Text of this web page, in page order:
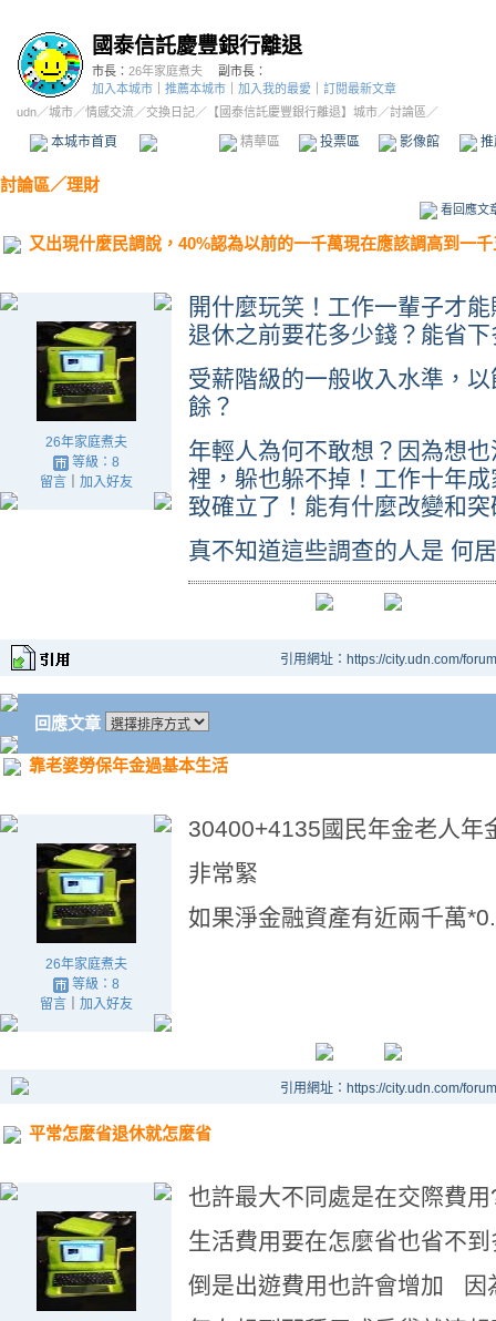
國泰信託慶豐銀行離退
市長： 26年家庭煮夫
副市長：
加入本城市
推薦本城市 加入我的最愛
訂閱最新文章
udn／城市／情感交流／交換日記／ 【國泰信託慶豐銀行離退】城市／討論區／
本城市首頁 精華區 投票區 影像館
討論區／理財
看回應文
又出現什麼民調說，40%認為以前的一千萬現在應該調高到一
26年家庭煮夫
等級：8
留言｜ 加入好友
開什麼玩笑！工作一輩子才
退休之前要花多少錢？能省
受薪階級的一般收入水準，
餘？
年輕人為何不敢想？因為想
裡，躲也躲不掉！工作十年
致確立了！能有什麼改變和突
真不知道這些調查的人是 何
引用網址：https://city.udn.com/
回應文章
靠老婆勞保年金過基本生活
26年家庭煮夫
等級：8
留言｜ 加入好友
30400+4135國民年金老人年
非常緊
如果淨金融資產有近兩千萬
引用網址：https://city.udn.com/
平常怎麼省退休就怎麼省
也許最大不同處是在交際費用
生活費用要在怎麼省也省不到
倒是出遊費用也許會增加 因